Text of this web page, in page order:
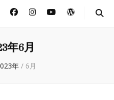
年6月
年 / 6月